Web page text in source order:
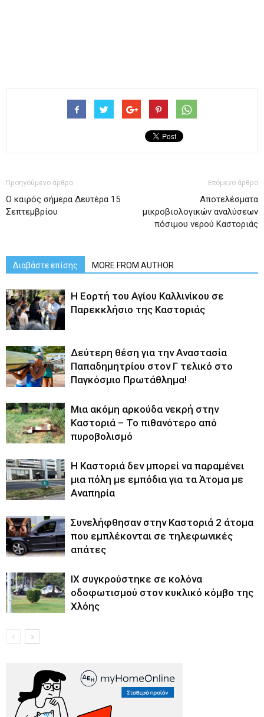
Προηγούμενο άρθρο
Ο καιρός σήμερα Δευτέρα 15
Σεπτεμβρίου
Επόμενο άρθρο
Αποτελέσματα
μικροβιολογικών αναλύσεων
πόσιμου νερού Καστοριάς
Διαβάστε επίσης MORE FROM AUTHOR
H Εορτή του Αγίου Καλλινίκου σε
Παρεκκλήσιο της Καστοριάς
Δεύτερη θέση για την Αναστασία
Παπαδημητρίου στον Γ τελικό στο
Παγκόσμιο Πρωτάθλημα!
Μια ακόμη αρκούδα νεκρή στην
Καστοριά – Το πιθανότερο από
πυροβολισμό
Η Καστοριά δεν μπορεί να παραμένει
μια πόλη με εμπόδια για τα Άτομα με
Αναπηρία
Συνελήφθησαν στην Καστοριά 2 άτομα
που εμπλέκονται σε τηλεφωνικές
απάτες
ΙΧ συγκρούστηκε σε κολόνα
οδοφωτισμού στον κυκλικό κόμβο της
Χλόης